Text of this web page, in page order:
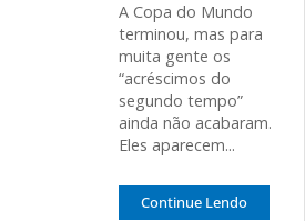
A Copa do Mundo
terminou, mas para
muita gente os
“acréscimos do
segundo tempo”
ainda não acabaram.
Eles aparecem...
Continue Lendo